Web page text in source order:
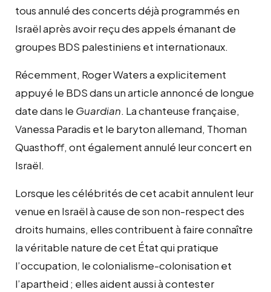
tous annulé des concerts déjà programmés en
Israël après avoir reçu des appels émanant de
groupes BDS palestiniens et internationaux.
Récemment, Roger Waters a explicitement
appuyé le BDS dans un article annoncé de longue
date dans le Guardian. La chanteuse française,
Vanessa Paradis et le baryton allemand, Thoman
Quasthoff, ont également annulé leur concert en
Israël.
Lorsque les célébrités de cet acabit annulent leur
venue en Israël à cause de son non-respect des
droits humains, elles contribuent à faire connaître
la véritable nature de cet État qui pratique
l’occupation, le colonialisme-colonisation et
l’apartheid ; elles aident aussi à contester